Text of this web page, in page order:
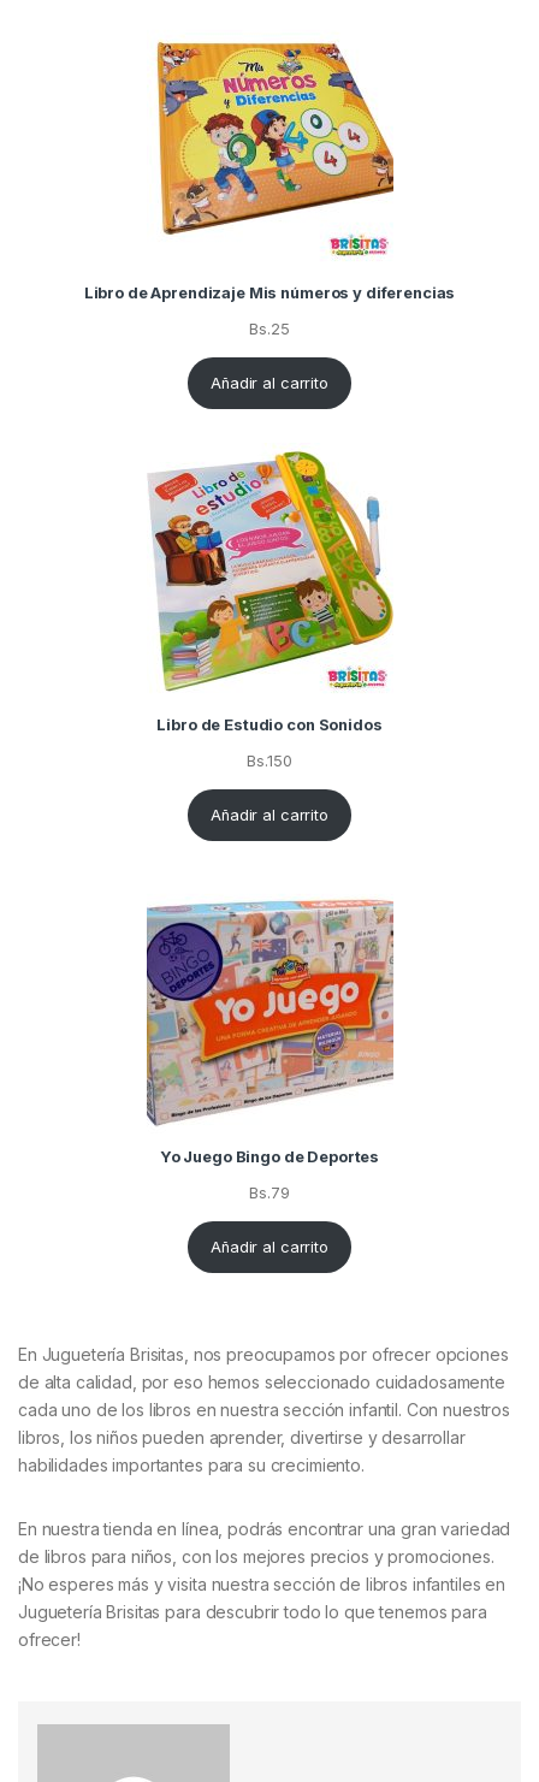
Libro de Aprendizaje Mis números y diferencias
Bs.25
Añadir al carrito
Libro de Estudio con Sonidos
Bs.150
Añadir al carrito
Yo Juego Bingo de Deportes
Bs.79
Añadir al carrito
En Juguetería Brisitas, nos preocupamos por ofrecer opciones
de alta calidad, por eso hemos seleccionado cuidadosamente
cada uno de los libros en nuestra sección infantil. Con nuestros
libros, los niños pueden aprender, divertirse y desarrollar
habilidades importantes para su crecimiento.
En nuestra tienda en línea, podrás encontrar una gran variedad
de libros para niños, con los mejores precios y promociones.
¡No esperes más y visita nuestra sección de libros infantiles en
Juguetería Brisitas para descubrir todo lo que tenemos para
ofrecer!